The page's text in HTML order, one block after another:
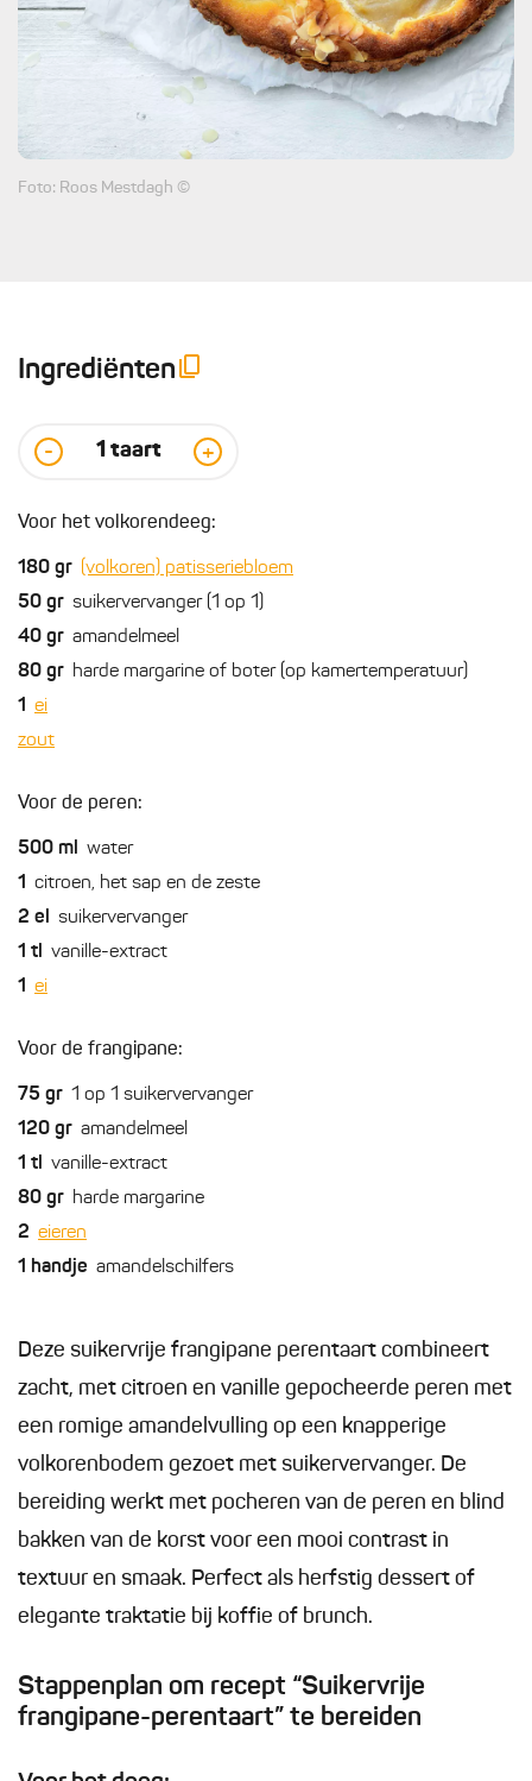
Foto: Roos Mestdagh ©
Ingrediënten
- 1 taart +
Voor het volkorendeeg:
180 gr (volkoren) patisseriebloem
50 gr suikervervanger (1 op 1)
40 gr amandelmeel
80 gr harde margarine of boter (op kamertemperatuur)
1 ei
zout
Voor de peren:
500 ml water
1 citroen, het sap en de zeste
2 el suikervervanger
1 tl vanille-extract
1 ei
Voor de frangipane:
75 gr 1 op 1 suikervervanger
120 gr amandelmeel
1 tl vanille-extract
80 gr harde margarine
2 eieren
1 handje amandelschilfers
Deze suikervrije frangipane perentaart combineert
zacht, met citroen en vanille gepocheerde peren met
een romige amandelvulling op een knapperige
volkorenbodem gezoet met suikervervanger. De
bereiding werkt met pocheren van de peren en blind
bakken van de korst voor een mooi contrast in
textuur en smaak. Perfect als herfstig dessert of
elegante traktatie bij koffie of brunch.
Stappenplan om recept “Suikervrije
frangipane-perentaart” te bereiden